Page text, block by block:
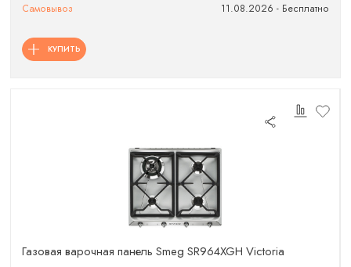
Самовывоз
11.08.2026 - Бесплатно
КУПИТЬ
Газовая варочная панель Smeg SR964XGH Victoria